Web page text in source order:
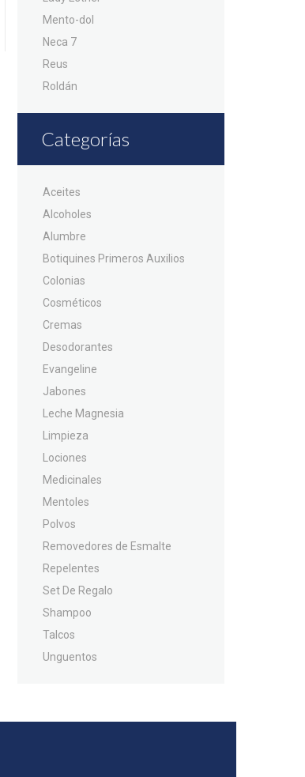
Mento-dol
Neca 7
Reus
Roldán
Categorías
Aceites
Alcoholes
Alumbre
Botiquines Primeros Auxilios
Colonias
Cosméticos
Cremas
Desodorantes
Evangeline
Jabones
Leche Magnesia
Limpieza
Lociones
Medicinales
Mentoles
Polvos
Removedores de Esmalte
Repelentes
Set De Regalo
Shampoo
Talcos
Unguentos